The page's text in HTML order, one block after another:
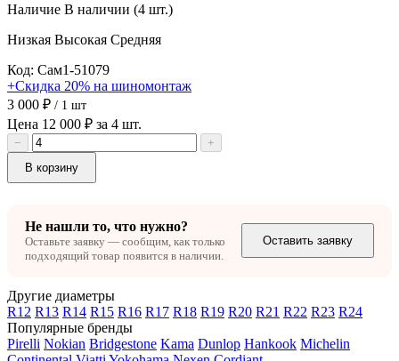
Наличие В наличии (4 шт.)
Низкая Высокая Средняя
Код: Сам1-51079
+Скидка 20% на шиномонтаж
3 000 ₽ / 1 шт
Цена 12 000 ₽ за 4 шт.
−
+
В корзину
Не нашли то, что нужно?
Оставьте заявку — сообщим, как только
подходящий товар появится в наличии.
Оставить заявку
Другие диаметры
R12 R13 R14 R15 R16 R17 R18 R19 R20 R21 R22 R23 R24
Популярные бренды
Pirelli Nokian Bridgestone Kama Dunlop Hankook Michelin